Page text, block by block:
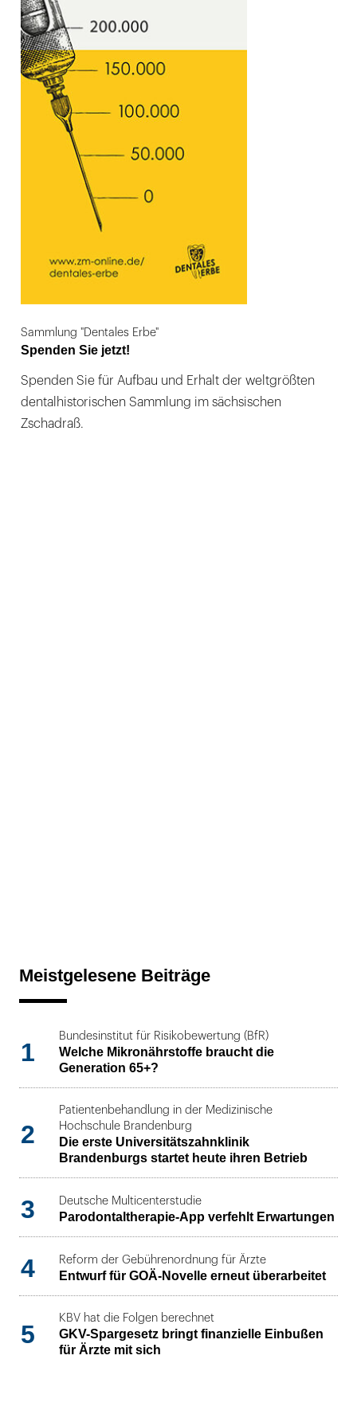
Sammlung "Dentales Erbe"
Spenden Sie jetzt!
Spenden Sie für Aufbau und Erhalt der weltgrößten
dentalhistorischen Sammlung im sächsischen
Zschadraß.
Meistgelesene Beiträge
1
Bundesinstitut für Risikobewertung (BfR)
Welche Mikronährstoffe braucht die
Generation 65+?
2
Patientenbehandlung in der Medizinische
Hochschule Brandenburg
Die erste Universitätszahnklinik
Brandenburgs startet heute ihren Betrieb
3 Deutsche Multicenterstudie
Parodontaltherapie-App verfehlt Erwartungen
4 Reform der Gebührenordnung für Ärzte
Entwurf für GOÄ-Novelle erneut überarbeitet
5
KBV hat die Folgen berechnet
GKV-Spargesetz bringt finanzielle Einbußen
für Ärzte mit sich